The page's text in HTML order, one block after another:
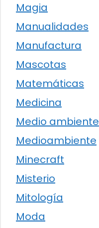
Magia
Manualidades
Manufactura
Mascotas
Matemáticas
Medicina
Medio ambiente
Medioambiente
Minecraft
Misterio
Mitología
Moda